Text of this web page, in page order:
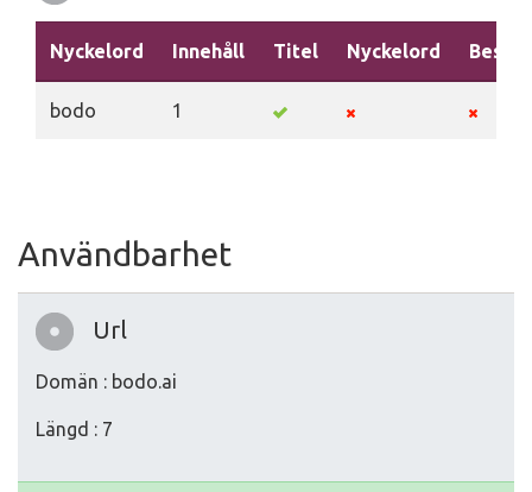
Nyckelord Innehåll Titel Nyckelord
bodo 1
Användbarhet
Url
Domän : bodo.ai
Längd : 7